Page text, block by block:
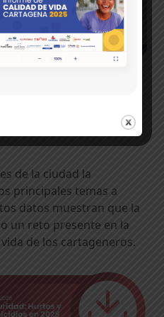
problemas de
el 25% y riñas y peleas
de la ciudad la
principales temas a
datos muestran que la
un reto presente en la
de los cartageneros.